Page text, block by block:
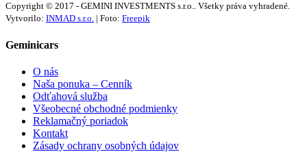
Copyright © 2017 - GEMINI INVESTMENTS s.r.o.. Všetky práva vyhradené.
Vytvorilo: INMAD s.r.o. | Foto: Freepik
Geminicars
O nás
Naša ponuka – Cenník
Odťahová služba
Všeobecné obchodné podmienky
Reklamačný poriadok
Kontakt
Zásady ochrany osobných údajov